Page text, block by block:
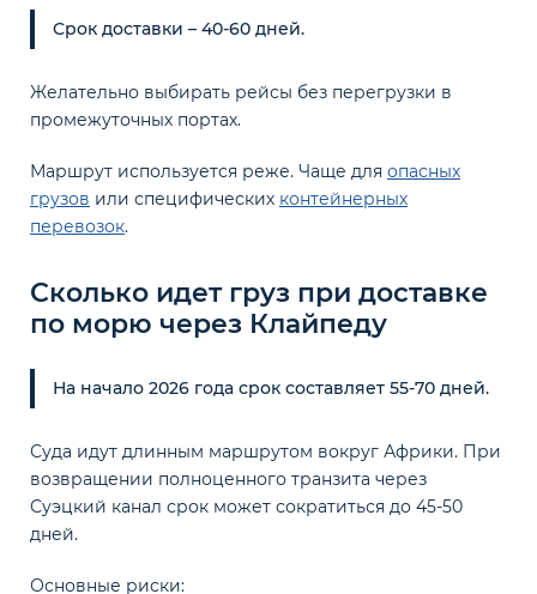
Срок доставки – 40-60 дней.
Желательно выбирать рейсы без перегрузки в
промежуточных портах.
Маршрут используется реже. Чаще для опасных
грузов или специфических контейнерных
перевозок.
Сколько идет груз при доставке
по морю через Клайпеду
На начало 2026 года срок составляет 55-70 дней.
Суда идут длинным маршрутом вокруг Африки. При
возвращении полноценного транзита через
Суэцкий канал срок может сократиться до 45-50
дней.
Основные риски: